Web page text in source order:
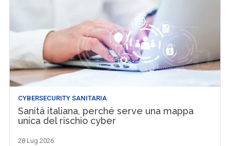
CYBERSECURITY SANITARIA
Sanità italiana, perché serve una mappa
unica del rischio cyber
28 Lug 2026